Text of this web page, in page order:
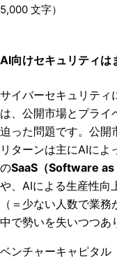
5,000 文字）
AI向けセキュリティは
サイバーセキュリティ
は、公開市場とプライ
迫った問題です。公開
リターンは主にAIによ
のSaaS（Software as
や、AIによる生産性向
（＝少ない人数で業
中で勢いを失いつつあ
ベンチャーキャピタル